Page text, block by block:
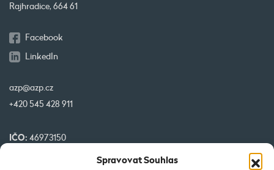
Spravovat Souhlas
Rajhradice, 664 61
Facebook
LinkedIn
azp@azp.cz
+420 545 428 911
IČO: 46973150